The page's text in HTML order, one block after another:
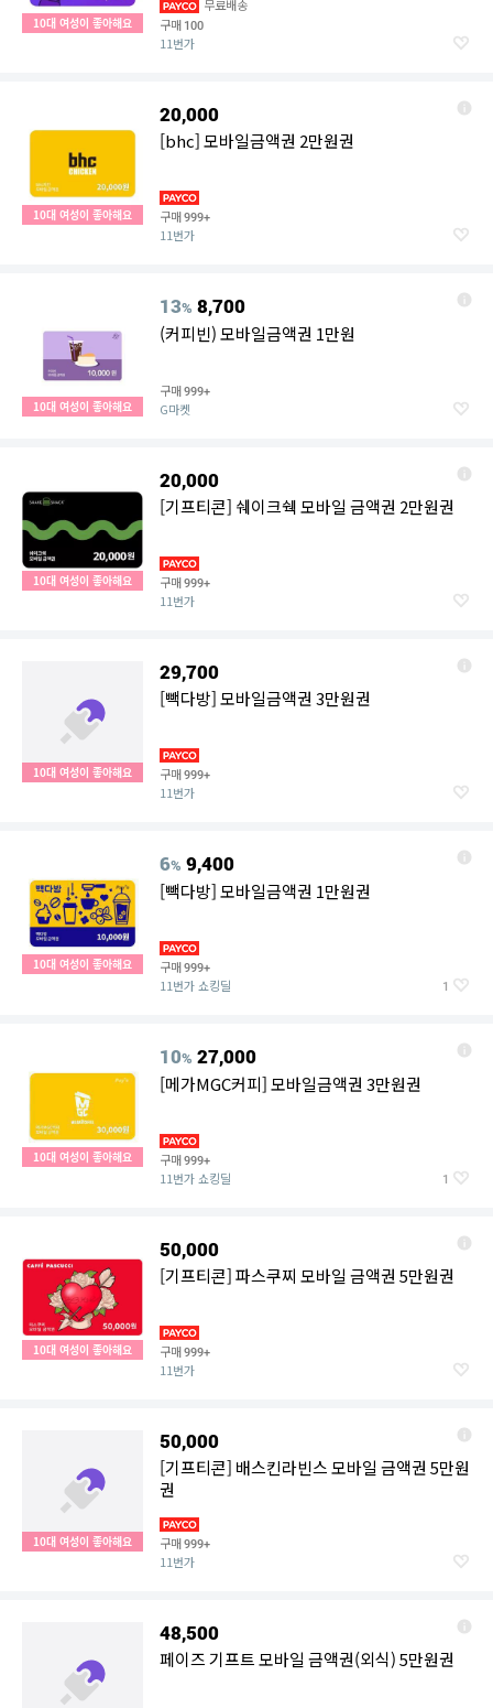
10대 여성이 좋아해요
무료배송
구매 100
11번가
10대 여성이 좋아해요
20,000
[bhc] 모바일금액권 2만원권
구매999+
11번가
10대 여성이 좋아해요
13% 8,700
(커피빈) 모바일금액권 1만원
구매999+
G마켓
10대 여성이 좋아해요
20,000
[기프티콘] 쉐이크쉑 모바일 금액권 2만원권
구매999+
11번가
10대 여성이 좋아해요
29,700
[빽다방] 모바일금액권 3만원권
구매999+
11번가
10대 여성이 좋아해요
6% 9,400
[빽다방] 모바일금액권 1만원권
구매999+
11번가 쇼킹딜 1
10대 여성이 좋아해요
10% 27,000
[메가MGC커피] 모바일금액권 3만원권
구매999+
11번가 쇼킹딜 1
10대 여성이 좋아해요
50,000
[기프티콘] 파스쿠찌 모바일 금액권 5만원권
구매999+
11번가
10대 여성이 좋아해요
50,000
[기프티콘] 배스킨라빈스 모바일 금액권 5만원
권
구매999+
11번가
48,500
페이즈 기프트 모바일 금액권(외식) 5만원권